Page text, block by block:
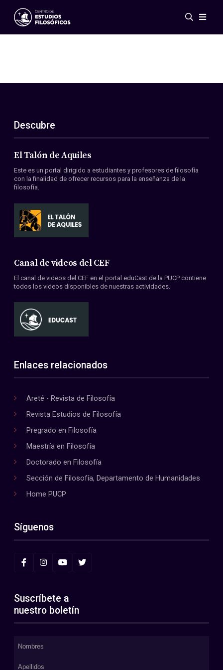
Eventos
ES
EN
Acerca de nosotros
Miembros
Convenios
Descubre
El Talón de Aquiles
Este es un portal dirigido a estudiantes y profesores de filosofía
con la finalidad de ofrecer recursos para la enseñanza de la
filosofía.
Canal de videos del CEF
El canal de videos del CEF en el portal eduCast de la PUCP contiene
todos los videos disponibles de nuestras actividades.
Enlaces relacionados
Areté - Revista de Filosofía
Revista Estudios de Filosofía
Pregrado en Filosofía
Maestría en Filosofía
Doctorado en Filosofía
Sección de Filosofía, Departamento de Humanidades
Home PUCP
Síguenos
Suscríbete a
nuestro boletín